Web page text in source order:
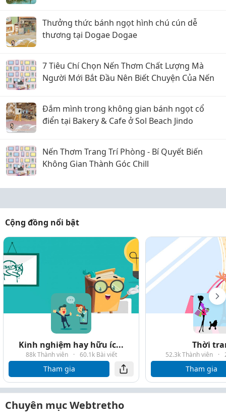
Thưởng thức bánh ngọt hình chú cún dễ
thương tại Dogae Dogae
7 Tiêu Chí Chọn Nến Thơm Chất Lượng Mà
Người Mới Bắt Đầu Nên Biết Chuyện Của Nến
Đắm mình trong không gian bánh ngọt cổ
điển tại Bakery & Cafe ở Sol Beach Jindo
Nến Thơm Trang Trí Phòng - Bí Quyết Biến
Không Gian Thành Góc Chill
Cộng đồng nổi bật
Kinh nghiệm hay hữu íc...
88k Thành viên · 60.1k Bài viết
Tham gia
Thời
52.3k Thành viên ·
Tham gia
Chuyên mục Webtretho